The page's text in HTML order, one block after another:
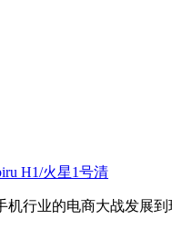
H1/火星1号清
机行业的电商大战发展